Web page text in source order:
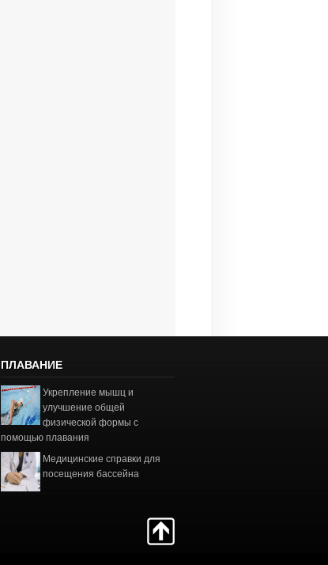
ПЛАВАНИЕ
Укрепление мышц и
улучшение общей
физической формы с
помощью плавания
Медицинские справки для
посещения бассейна